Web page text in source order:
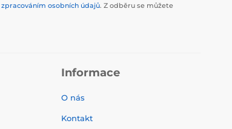
zpracováním osobních údajů. Z odběru se můžete
Informace
O nás
Kontakt